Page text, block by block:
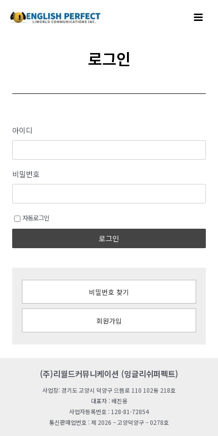
건너뛰기
Menu
로그인
아이디
비밀번호
자동로그인
로그인
비밀번호 찾기
회원가입
(주)리월드커뮤니케이션 (잉글리쉬퍼펙트)
사업장: 경기도 고양시 덕양구 으뜸로 110 102동 218호
대표자 : 배진용
사업자등록번호 : 128-81-72854
통신판매업번호 : 제 2026 – 고양덕양구 – 0278호